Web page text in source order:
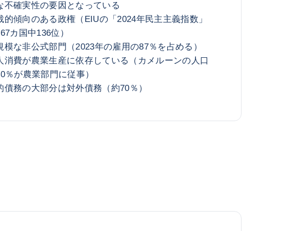
不確実性の要因となっている
的傾向のある政権（EIUの「2024年民主主義指数」
カ国中136位）
模な非公式部門（2023年の雇用の87％を占める）
消費が農業生産に依存している（カメルーンの人口
％が農業部門に従事）
債務の大部分は対外債務（約70％）